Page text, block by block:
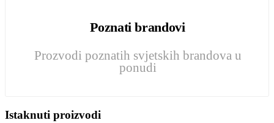
Poznati brandovi
Prozvodi poznatih svjetskih brandova u
ponudi
Istaknuti proizvodi